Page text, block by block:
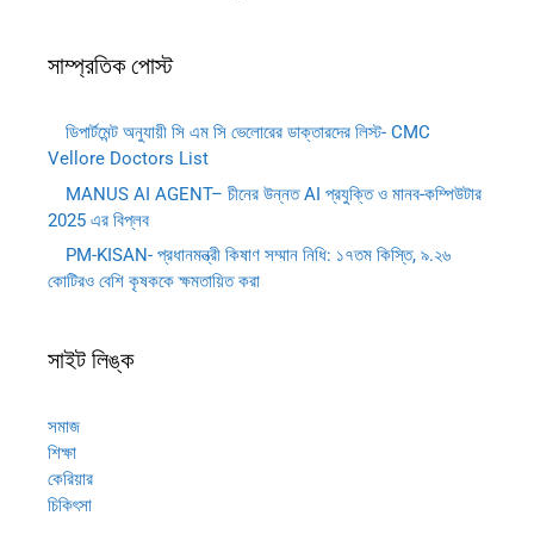
সাম্প্রতিক পোস্ট
ডিপার্টমেন্ট অনুযায়ী সি এম সি ভেলোরের ডাক্তারদের লিস্ট- CMC
Vellore Doctors List
MANUS AI AGENT– চীনের উন্নত AI প্রযুক্তি ও মানব-কম্পিউটার
2025 এর বিপ্লব
PM-KISAN- প্রধানমন্ত্রী কিষাণ সম্মান নিধি: ১৭তম কিস্তি, ৯.২৬
কোটিরও বেশি কৃষককে ক্ষমতায়িত করা
সাইট লিঙ্ক
সমাজ
শিক্ষা
কেরিয়ার
চিকিৎসা